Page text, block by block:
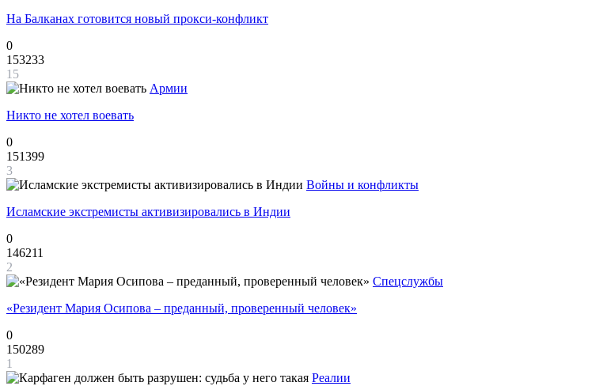
На Балканах готовится новый прокси-конфликт
0
153233
15
Армии
Никто не хотел воевать
0
151399
3
Войны и конфликты
Исламские экстремисты активизировались в Индии
0
146211
2
Спецслужбы
«Резидент Мария Осипова – преданный, проверенный человек»
0
150289
1
Реалии